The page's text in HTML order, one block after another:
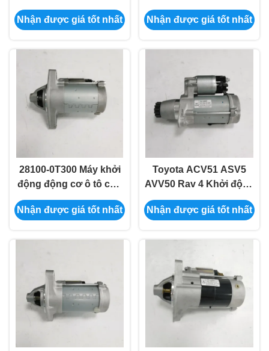
thay thế động cơ 28100-
0Y120
Nhận được giá tốt nhất
cơ khởi động 28100-
0T330
Nhận được giá tốt nhất
28100-0T300 Máy khởi
động động cơ ô tô cho
Toyota Corolla 2007-
2013 1.6L
Nhận được giá tốt nhất
Toyota ACV51 ASV5
AVV50 Rav 4 Khởi động
Bộ máy khởi động
28100-0H080
Nhận được giá tốt nhất